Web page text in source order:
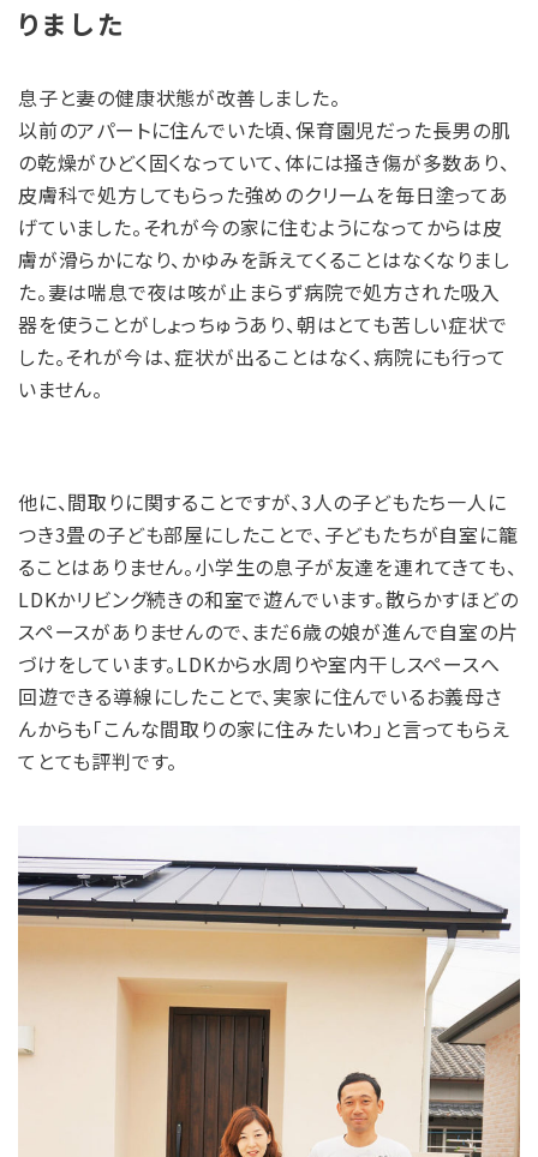
りました
息子と妻の健康状態が改善しました。
以前のアパートに住んでいた頃、保育園児だった長男の肌
の乾燥がひどく固くなっていて、体には掻き傷が多数あり、
皮膚科で処方してもらった強めのクリームを毎日塗ってあ
げていました。それが今の家に住むようになってからは皮
膚が滑らかになり、かゆみを訴えてくることはなくなりまし
た。妻は喘息で夜は咳が止まらず病院で処方された吸入
器を使うことがしょっちゅうあり、朝はとても苦しい症状で
した。それが今は、症状が出ることはなく、病院にも行って
いません。
他に、間取りに関することですが、3人の子どもたち一人に
つき3畳の子ども部屋にしたことで、子どもたちが自室に籠
ることはありません。小学生の息子が友達を連れてきても、
LDKかリビング続きの和室で遊んでいます。散らかすほどの
スペースがありませんので、まだ6歳の娘が進んで自室の片
づけをしています。LDKから水周りや室内干しスペースへ
回遊できる導線にしたことで、実家に住んでいるお義母さ
んからも「こんな間取りの家に住みたいわ」と言ってもらえ
てとても評判です。